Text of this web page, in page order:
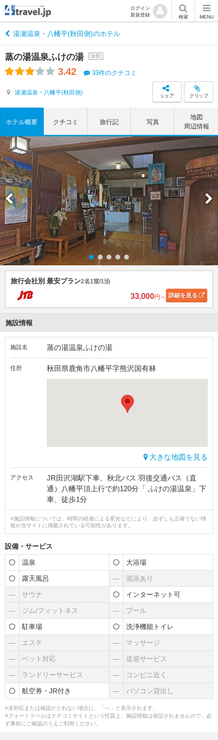
ログイン
新規登録
検索 MENU
湯瀬温泉・八幡平(秋田側)のホテル
蒸の湯温泉ふけの湯 旅館
3.42 33件のクチコミ
湯瀬温泉・八幡平(秋田側) シェア クリップ
ホテル概要 クチコミ 旅行記 写真
地図
周辺情報
旅行会社別 最安プラン2名1室/1泊
33,000円～ 詳細を見る
施設情報
施設名 蒸の湯温泉ふけの湯
住所 秋田県鹿角市八幡平字熊沢国有林
大きな地図を見る
アクセス
JR田沢湖駅下車、秋北バス 羽後交通バス（直
通）八幡平頂上行で約120分「 ふけの湯温泉」下
車、徒歩1分
※施設情報については、時間の経過による変化などにより、必ずしも正確でない情
報が当サイトに掲載されている可能性があります。
設備・サービス
温泉 大浴場
露天風呂 ― 混浴あり
― サウナ インターネット可
― ジム/フィットネス ― プール
駐車場 洗浄機能トイレ
― エステ ― マッサージ
― ペット対応 ― 送迎サービス
― ランドリーサービス ― コンビニ近く
航空券・JR付き ― パソコン貸出し
※未対応または確認がとれない場合に、「―」と表示されます。
※フォートラベルはクチコミサイトという性質上、施設情報は保証されませんので、必
ず事前にご確認のうえご利用ください。